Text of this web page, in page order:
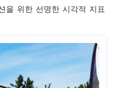
을 위한 선명한 시각적 지표